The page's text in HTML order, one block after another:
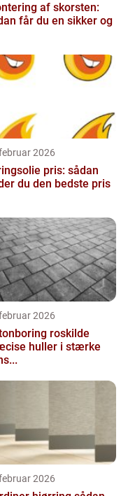
af skorsten:
får du en sikker og
2026
pris: sådan
du den bedste pris
2026
roskilde
huller i stærke
2026